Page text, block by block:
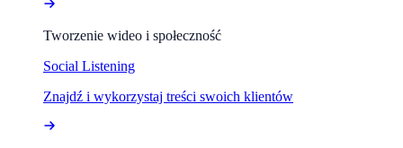
Tworzenie wideo i społeczność
Social Listening
Znajdź i wykorzystaj treści swoich klientów